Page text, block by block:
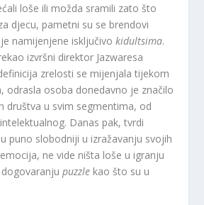
loše ili možda sramili zato što
djecu, pametni su se brendovi
namijenjene isključivokidultsima.
izvršni direktor Jazwaresa
zrelosti se mijenjala tijekom
odrasla osoba donedavno je značilo
društva u svim segmentima, od
Danas pak, tvrdi
puno slobodniji u izražavanju svojih
ne vide ništa loše u igranju
dogovaranjupuzzle kao što su u